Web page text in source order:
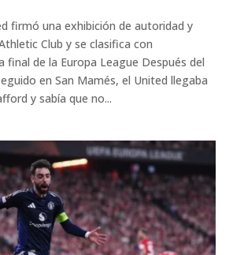
firmó una exhibición de autoridad y
Club y se clasifica con
final de la Europa League Después del
en San Mamés, el United llegaba
y sabía que no...